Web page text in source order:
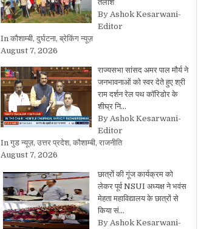
तलाश
By Ashok Kesarwani-
Editor
In कौशाम्बी, दुर्घटना, ब्रेकिंग न्यूज़
August 7, 2026
राज्यसभा सांसद अमर पाल मौर्य ने
जनभावनाओं को स्वर देते हुए श्री
राम दर्शन रेल पथ कॉरिडोर के
शीघ्र नि…
By Ashok Kesarwani-
Editor
In गुड न्यूज़, उत्तर प्रदेश, कौशाम्बी, राजनीति
August 7, 2026
छात्रों की गूंज कार्यक्रम को
लेकर पूर्व NSUI अध्यक्ष ने भवंस
मेहता महाविद्यालय के छात्रों से
किया सं…
By Ashok Kesarwani-